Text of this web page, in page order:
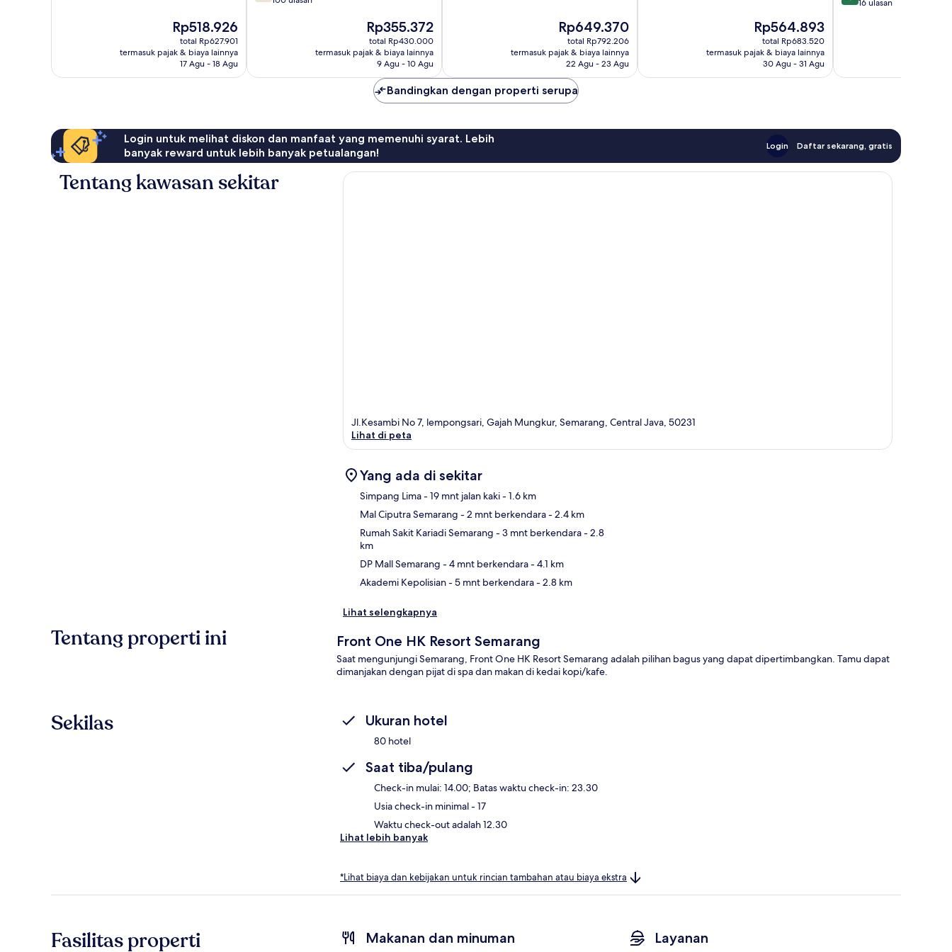
Harga
sekarang
Rp518.926
Rp518.926
total Rp627.901
termasuk pajak & biaya lainnya
17 Agu - 18 Agu
Harga
sekarang
Rp355.372
Rp355.372
total Rp430.000
termasuk pajak & biaya lainnya
9 Agu - 10 Agu
Harga
sekarang
Rp649.370
Rp649.370
total Rp792.206
termasuk pajak & biaya lainnya
22 Agu - 23 Agu
Harga
sekarang
Rp564.893
Rp564.893
total Rp683.520
termasuk pajak & biaya lainnya
30 Agu - 31 Agu
dari16 ulasan
Bandingkan dengan properti serupa
Login untuk melihat diskon dan manfaat yang memenuhi syarat. Lebih
banyak reward untuk lebih banyak petualangan!
Login Daftar sekarang, gratis
Tentang kawasan sekitar
Jl.Kesambi No 7, lempongsari, Gajah Mungkur, Semarang, Central Java, 50231
Lihat di peta
Yang ada di sekitar
Simpang Lima- 19 mnt jalan kaki- 1.6 km
Mal Ciputra Semarang - 2 mnt berkendara- 2.4 km
Rumah Sakit Kariadi Semarang - 3 mnt berkendara- 2.8
km
DP Mall Semarang - 4 mnt berkendara- 4.1 km
Akademi Kepolisian- 5 mnt berkendara- 2.8 km
Lihat selengkapnya
Tentang properti ini Front One HK Resort Semarang
Saat mengunjungi Semarang, Front One HK Resort Semarang adalah pilihan bagus yang dapat dipertimbangkan. Tamu dapat
dimanjakan dengan pijat di spa dan makan di kedai kopi/kafe.
Sekilas Ukuran hotel
80 hotel
Saat tiba/pulang
Check-in mulai: 14.00; Batas waktu check-in: 23.30
Usia check-in minimal - 17
Waktu check-out adalah 12.30
Lihat lebih banyak
*Lihat biaya dan kebijakan untuk rincian tambahan atau biaya ekstra
Fasilitas properti Makanan dan minuman Layanan